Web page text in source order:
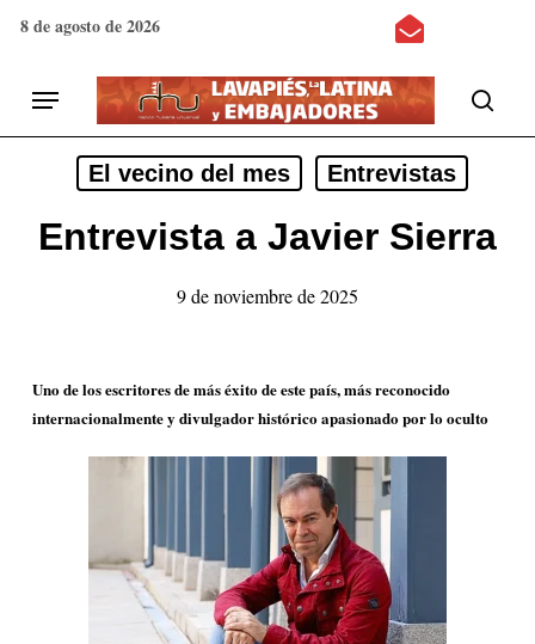
8 de agosto de 2026
contentMenu
El vecino del mes Entrevistas
Entrevista a Javier Sierra
9 de noviembre de 2025
Uno de los escritores de más éxito de este país, más reconocido
internacionalmente y divulgador histórico apasionado por lo oculto